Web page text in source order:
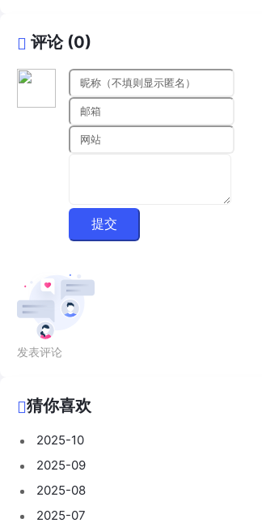
评论 (0)
提交
发表评论
猜你喜欢
2025-10
2025-09
2025-08
2025-07